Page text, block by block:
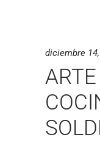
diciembre